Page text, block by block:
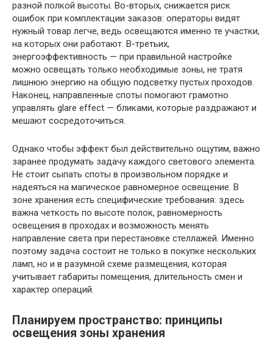
разной полкой высоты. Во-вторых, снижается риск
ошибок при комплектации заказов: операторы видят
нужный товар легче, ведь освещаются именно те участки,
на которых они работают. В-третьих,
энергоэффективность — при правильной настройке
можно освещать только необходимые зоны, не тратя
лишнюю энергию на общую подсветку пустых проходов.
Наконец, направленные споты помогают грамотно
управлять glare effect — бликами, которые раздражают и
мешают сосредоточиться.
Однако чтобы эффект был действительно ощутим, важно
заранее продумать задачу каждого светового элемента.
Не стоит сыпать споты в произвольном порядке и
надеяться на магическое равномерное освещение. В
зоне хранения есть специфические требования: здесь
важна четкость по высоте полок, равномерность
освещения в проходах и возможность менять
направление света при перестановке стеллажей. Именно
поэтому задача состоит не только в покупке нескольких
ламп, но и в разумной схеме размещения, которая
учитывает габариты помещения, длительность смен и
характер операций.
Планируем пространство: принципы
освещения зоны хранения